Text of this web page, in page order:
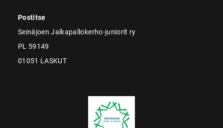
Postitse
Seinäjoen Jalkapallokerho-juniorit ry
PL 59149
01051 LASKUT